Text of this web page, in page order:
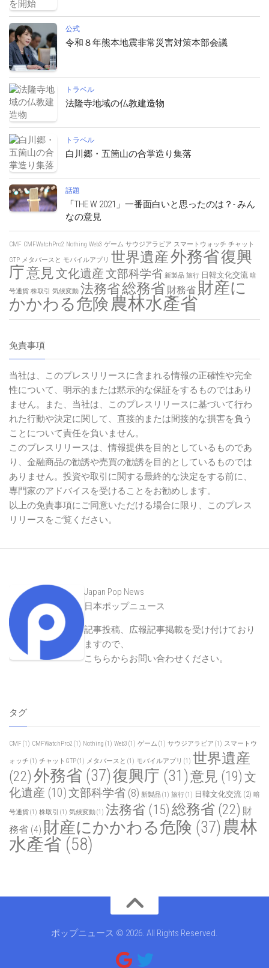
公式
令和８年熊本地震非常災害対策本部会議
トラベル
法隆寺地域の仏教建造物
トラベル
白川郷・五箇山の合掌造り集落
話題
「THE W 2021」一番面白いと思ったのは？- みん
なの意見
CMF CMFWatchPro2 Nothing Web3 ゲーム サウジアラビア スマートウォッチ チャット
GTP メタバースと モバイルアプリ 世界遺産外務省復興
庁意見文化遺産文部科学省 新製品 旅行 日韓文化交流 暗
号通貨 株取引 気候変動 法務省総務省 財務省 財産に
かかわる危険農林水產省
免責事項
当社は、このプレスリリースに含まれる情報の正確性や完全
性について、明示的または黙示的な保証をするものではあり
ません。また、当社は、このプレスリリースに基づいて行わ
れた行動や決定に関して、直接的または間接的な損害を負う
ことについて責任を負いません。
このプレスリリースは、情報提供を目的としているものであ
り、金融商品の勧誘や売買の勧誘を目的としているものでは
ありません。投資や取引に関する最終的な決定をする前に、
専門家のアドバイスを受けることをお勧めします。
以上の免責事項にご同意いただける場合に限り、このプレス
リリースをご覧ください。
Japan Pop News
日本ポップニュース
記事投稿、広報記事掲載を受け付けており
ますので、
こちらからお問い合わせください。
タグ
CMF (1) CMFWatchPro2 (1) Nothing (1) Web3 (1) ゲーム (1) サウジアラビア (1) スマートウ
ォッチ (1) チャットGTP(1) メタバースと (1) モバイルアプリ (1) 世界遺産
(22)外務省 (37)復興庁 (31)意見 (19) 文
化遺産 (10)文部科学省 (8) 新製品(1) 旅行(1) 日韓文化交流 (2) 暗
号通貨(1) 株取引 (1) 気候変動(1) 法務省 (15) 総務省 (22) 財
務省 (4) 財産にかかわる危険 (37) 農林
水產省 (58)
ポップニュース © 2026. All Rights Reserved.